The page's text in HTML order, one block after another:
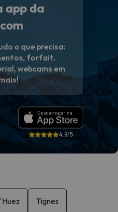
app da
o que precisa:
forfait,
webcams em
4.8/5
Tignes